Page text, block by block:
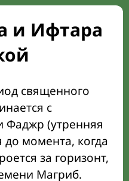
и Ифтара
священного
с
Фаджр (утренняя
до момента, когда
за горизонт,
Магриб.